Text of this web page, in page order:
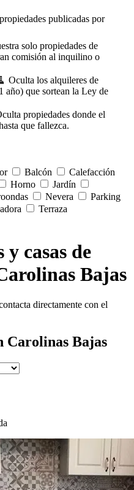
publicadas por
solo propiedades de
comisión al inquilino o
Oculta los alquileres de
año) que sortean la Ley de
propiedades donde el
que fallezca.
Balcón
Calefacción
Horno
Jardín
Nevera
Parking
Terraza
casas de
Bajas
directamente con el
Carolinas Bajas